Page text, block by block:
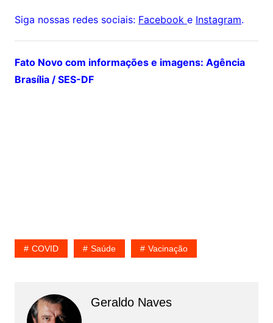
Siga nossas redes sociais: Facebook e Instagram.
Fato Novo com informações e imagens: Agência
Brasília / SES-DF
COVID Saúde Vacinação
Geraldo Naves